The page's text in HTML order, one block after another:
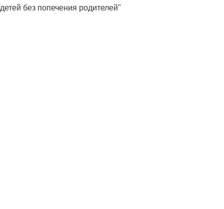
без попечения родителей"